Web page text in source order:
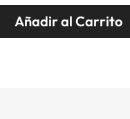
Añadir al Carrito